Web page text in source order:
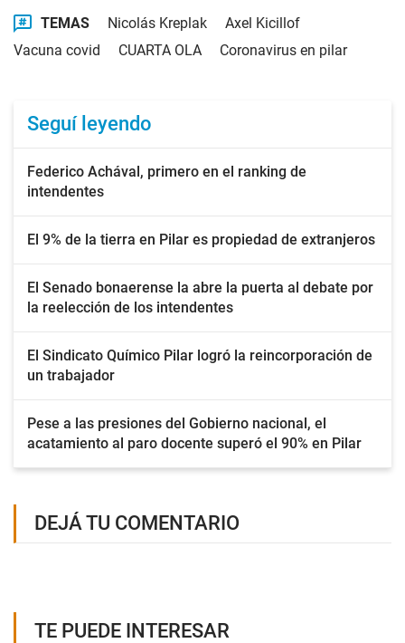
TEMAS Nicolás Kreplak
Axel Kicillof
Vacuna covid
CUARTA OLA Coronavirus en pilar
Seguí leyendo
Federico Achával, primero en el ranking de
intendentes
El 9% de la tierra en Pilar es propiedad de extranjeros
El Senado bonaerense la abre la puerta al debate por
la reelección de los intendentes
El Sindicato Químico Pilar logró la reincorporación de
un trabajador
Pese a las presiones del Gobierno nacional, el
acatamiento al paro docente superó el 90% en Pilar
DEJÁ TU COMENTARIO
TE PUEDE INTERESAR